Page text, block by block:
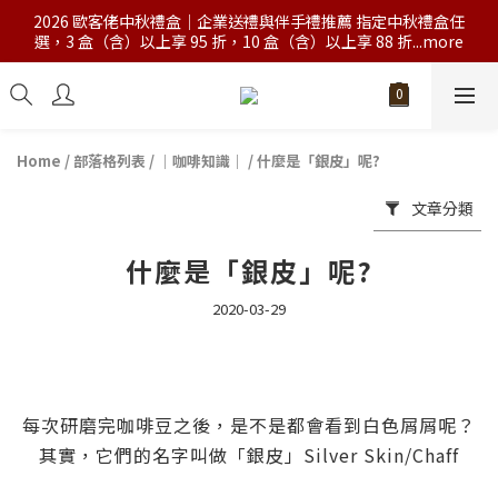
2026 歐客佬中秋禮盒｜企業送禮與伴手禮推薦 指定中秋禮盒任
選，3 盒（含）以上享 95 折，10 盒（含）以上享 88 折...more
Home / 部落格列表 / ｜咖啡知識｜ /什麼是「銀皮」呢?
文章分類
什麼是「銀皮」呢?
2020-03-29
每次研磨完咖啡豆之後，是不是都會看到白色屑屑呢？
其實，它們的名字叫做「銀皮」Silver Skin/Chaff